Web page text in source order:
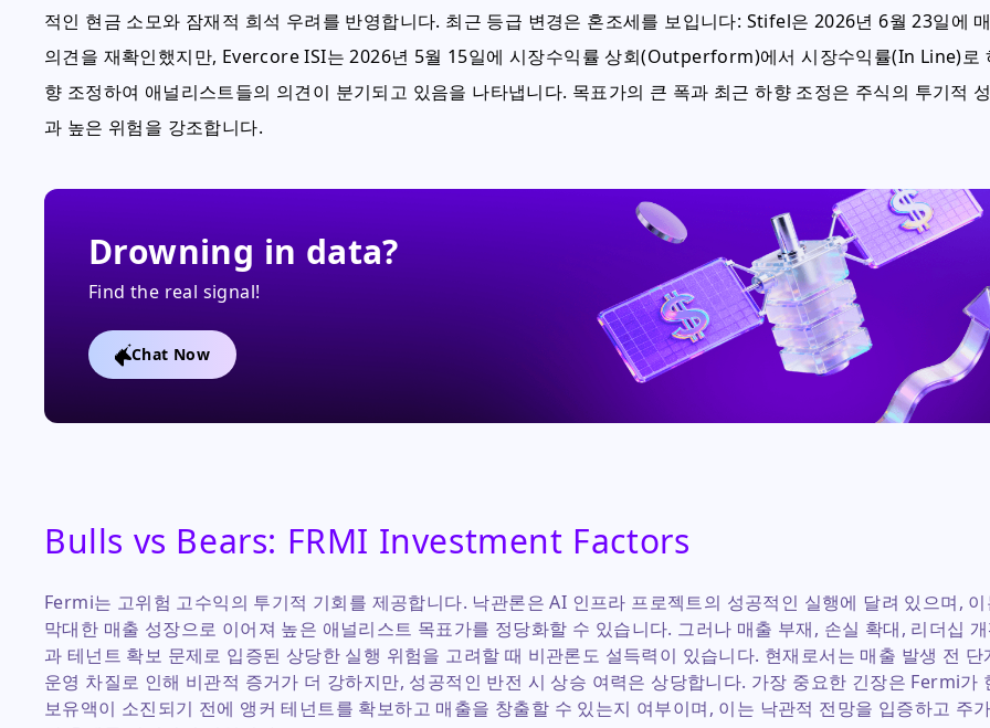
적인 현금 소모와 잠재적 희석 우려를 반영합니다. 최근 등급 변경은 혼조세를 보입니다: Stifel은 2026년 6월 23일에
의견을 재확인했지만, Evercore ISI는 2026년 5월 15일에 시장수익률 상회(Outperform)에서 시장수익률(In Line)로
향 조정하여 애널리스트들의 의견이 분기되고 있음을 나타냅니다. 목표가의 큰 폭과 최근 하향 조정은 주식의 투기적
과 높은 위험을 강조합니다.
Drowning in data?
Find the real signal!
Chat Now
Bulls vs Bears: FRMI Investment Factors
Fermi는 고위험 고수익의 투기적 기회를 제공합니다. 낙관론은 AI 인프라 프로젝트의 성공적인 실행에 달려 있으며, 이
막대한 매출 성장으로 이어져 높은 애널리스트 목표가를 정당화할 수 있습니다. 그러나 매출 부재, 손실 확대, 리더십 개
과 테넌트 확보 문제로 입증된 상당한 실행 위험을 고려할 때 비관론도 설득력이 있습니다. 현재로서는 매출 발생 전 단
운영 차질로 인해 비관적 증거가 더 강하지만, 성공적인 반전 시 상승 여력은 상당합니다. 가장 중요한 긴장은 Fermi가
보유액이 소진되기 전에 앵커 테넌트를 확보하고 매출을 창출할 수 있는지 여부이며, 이는 낙관적 전망을 입증하고 주